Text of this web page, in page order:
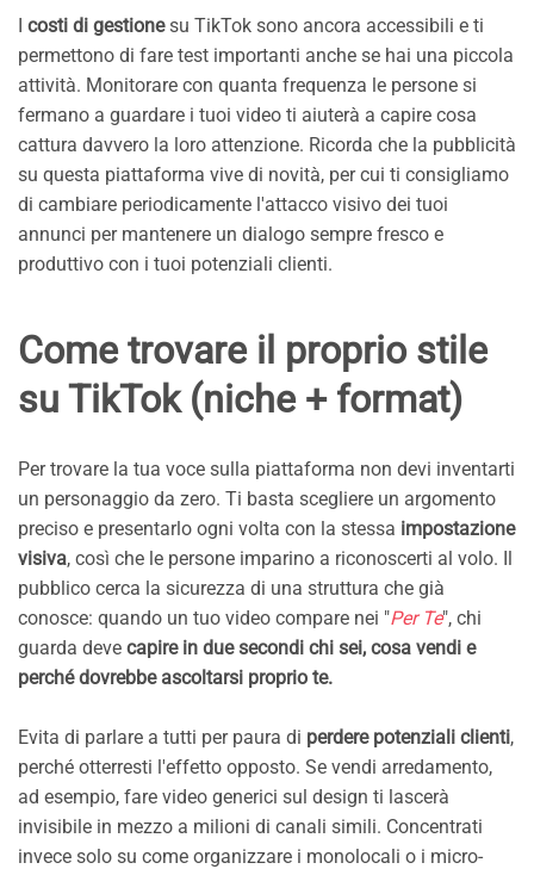
costi di gestionesu TikTok sono ancora accessibili e ti
permettono di fare test importanti anche se hai una piccola
attività. Monitorare con quanta frequenza le persone si
fermano a guardare i tuoi video ti aiuterà a capire cosa
cattura davvero la loro attenzione. Ricorda che la pubblicità
su questa piattaforma vive di novità, per cui ti consigliamo
di cambiare periodicamente l'attacco visivo dei tuoi
annunci per mantenere un dialogo sempre fresco e
produttivo con i tuoi potenziali clienti.
Come trovare il proprio stile
su TikTok (niche + format)
Per trovare la tua voce sulla piattaforma non devi inventarti
un personaggio da zero. Ti basta scegliere un argomento
preciso e presentarlo ogni volta con la stessa impostazione
visiva, così che le persone imparino a riconoscerti al volo. Il
pubblico cerca la sicurezza di una struttura che già
conosce: quando un tuo video compare nei "Per Te", chi
guarda deve capire in due secondi chi sei, cosa vendi e
perché dovrebbe ascoltarsi proprio te.
Evita di parlare a tutti per paura di perdere potenziali clienti,
perché otterresti l'effetto opposto. Se vendi arredamento,
ad esempio, fare video generici sul design ti lascerà
invisibile in mezzo a milioni di canali simili. Concentrati
invece solo su come organizzare i monolocali o i micro-